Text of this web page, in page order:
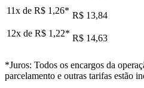
11x de R$ 1,26* R$ 13,84
12x de R$ 1,22* R$ 14,63
*Juros: Todos os encargos da
parcelamento e outras tarifas estão